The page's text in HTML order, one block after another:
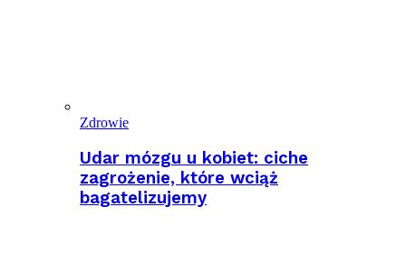
Zdrowie
Udar mózgu u kobiet: ciche
zagrożenie, które wciąż
bagatelizujemy